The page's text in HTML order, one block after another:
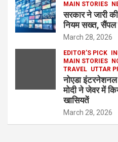
MAIN STORIES
सरकार ने जारी
नियम सख्त, सैंपल
March 28, 2026
EDITOR'S PICK
MAIN STORIES
TRAVEL UTTAR
नोएडा इंटरनेशनल
मोदी ने जेवर में
खासियतें
March 28, 2026